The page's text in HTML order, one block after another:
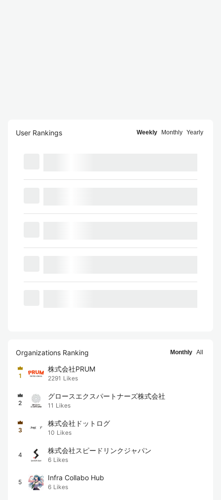
User Rankings Weekly Monthly Yearly
Organizations Ranking Monthly All
1
株式会社PRUM
2291 Likes
2
グロースエクスパートナーズ株式会社
11 Likes
3
株式会社ドットログ
10 Likes
4
株式会社スピードリンクジャパン
6 Likes
5
Infra Collabo Hub
6 Likes